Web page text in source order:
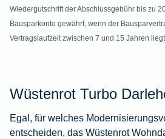
Wiedergutschrift der Abschlussgebühr bis zu
Bausparkonto gewährt, wenn der
Vertragslaufzeit zwischen 7 und 15 Jahren
Wüstenrot Turbo
Egal, für welches
entscheiden, das Wüstenrot